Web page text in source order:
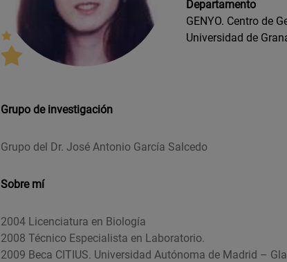
Departamento
GENYO. Centro de
Universidad de
Grupo de investigación
Grupo del Dr. José Antonio García Salcedo
Sobre mí
2004 Licenciatura en Biología
2008 Técnico Especialista en Laboratorio.
2009 Beca CITIUS. Universidad Autónoma de Madrid –